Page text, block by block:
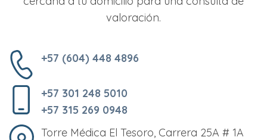
valoración.
+57 (604) 448 4896
+57 301 248 5010
+57 315 269 0948
Torre Médica El Tesoro, Carrera 25A # 1A